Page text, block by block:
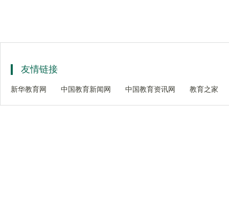
友情链接
新华教育网 中国教育新闻网 中国教育资讯网 教育之家